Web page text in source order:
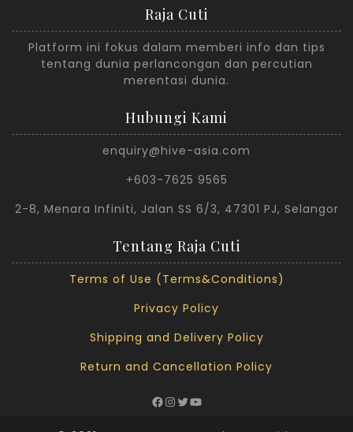
Raja Cuti
Platform ini fokus dalam memberi info dan tips
tentang dunia perlancongan dan percutian
merentasi dunia.
Hubungi Kami
enquiry@hive-asia.com
+603-7625 9565
2-8, Menara Infiniti, Jalan SS 6/3, 47301 PJ, Selangor
Tentang Raja Cuti
Terms of Use (Terms&Conditions)
Privacy Policy
Shipping and Delivery Policy
Return and Cancellation Policy